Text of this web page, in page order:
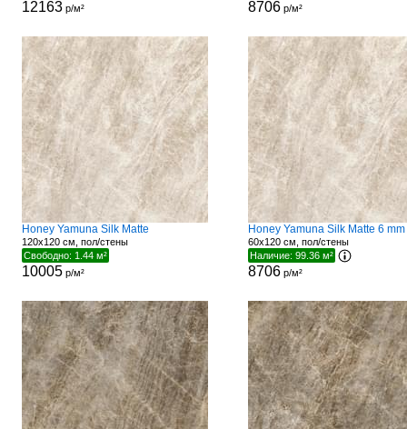
12163р/м² 8706р/м²
Honey Yamuna Silk Matte
120x120 см, пол/стены
Свободно: 1.44 м²
10005р/м²
Honey Yamuna Silk Matte 6 mm
60x120 см, пол/стены
Наличие: 99.36 м²
8706р/м²